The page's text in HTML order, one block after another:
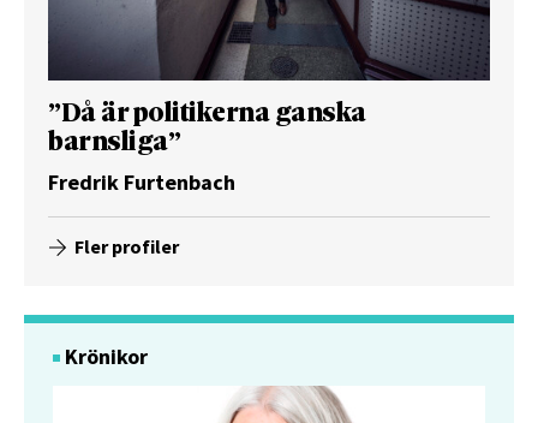
”Då är politikerna ganska
barnsliga”
Fredrik Furtenbach
Fler profiler
Krönikor